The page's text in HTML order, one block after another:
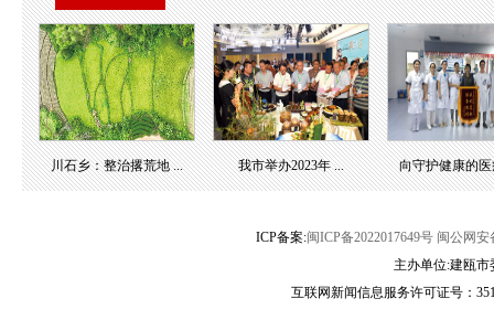
川石乡：整治撂荒地 ... 我市举办2023年 ... 向守护健康的医
ICP备案:闽ICP备2022017649号 闽公网安
主办单位:建瓯
互联网新闻信息服务许可证号：